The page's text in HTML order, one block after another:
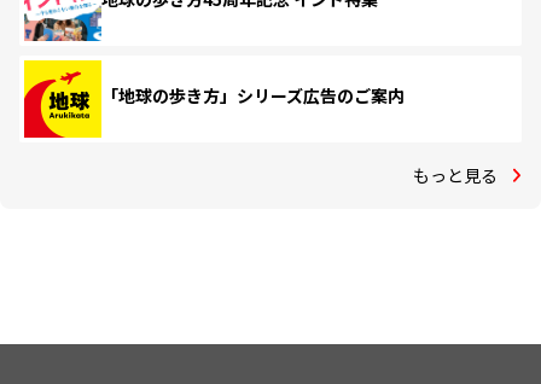
「地球の歩き方」シリーズ広告のご案内
もっと見る